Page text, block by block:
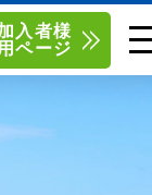
入者様
ページ